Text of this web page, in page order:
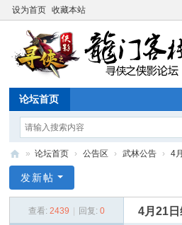
设为首页 收藏本站
论坛首页
侠
» 论坛首页 › 公告区 › 武林公告 › 4
发新帖
查看: 2439 回复: 0 4月21